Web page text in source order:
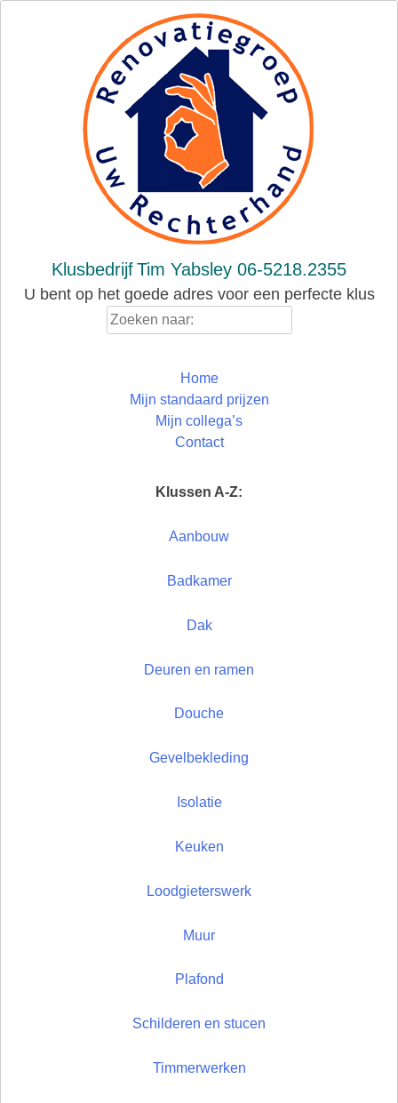
KlusbedrijfTim Yabsley 06-5218.2355
U bent op het goede adres voor een perfecte klus
Home
Mijn standaard prijzen
Mijn collega’s
Contact
Klussen A-Z:
Aanbouw
Badkamer
Dak
Deuren en ramen
Douche
Gevelbekleding
Isolatie
Keuken
Loodgieterswerk
Muur
Plafond
Schilderen en stucen
Timmerwerken